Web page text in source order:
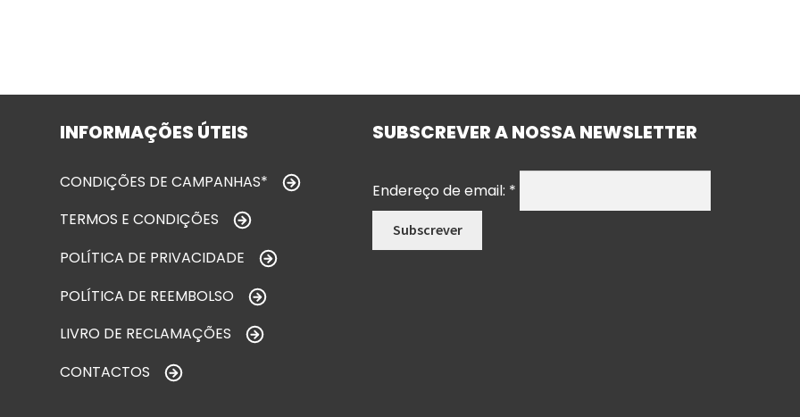
INFORMAÇÕES ÚTEIS
CONDIÇÕES DE CAMPANHAS*
TERMOS E CONDIÇÕES
POLÍTICA DE PRIVACIDADE
POLÍTICA DE REEMBOLSO
LIVRO DE RECLAMAÇÕES
CONTACTOS
SUBSCREVER A NOSSA NEWSLETTER
Endereço de email: *